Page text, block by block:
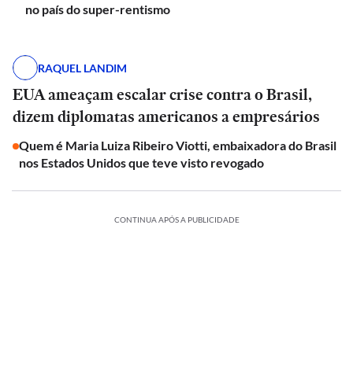
no país do super-rentismo
RAQUEL LANDIM
EUA ameaçam escalar crise contra o Brasil,
dizem diplomatas americanos a empresários
Quem é Maria Luiza Ribeiro Viotti, embaixadora do Brasil
nos Estados Unidos que teve visto revogado
CONTINUA APÓS A PUBLICIDADE